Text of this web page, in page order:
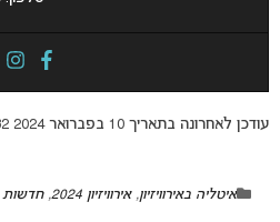
עודכן לאחרונה בתאריך 10 בפברואר 2024 07:32 על ידי
איטליה באירוויזיון,אירוויזיון 2024 ,חדשות